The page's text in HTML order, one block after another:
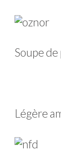
Soupe
Légère